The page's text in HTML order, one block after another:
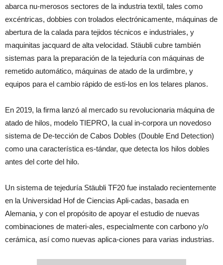
abarca nu-merosos sectores de la industria textil, tales como
excéntricas, dobbies con trolados electrónicamente, máquinas de
abertura de la calada para tejidos técnicos e industriales, y
maquinitas jacquard de alta velocidad. Stäubli cubre también
sistemas para la preparación de la tejeduría con máquinas de
remetido automático, máquinas de atado de la urdimbre, y
equipos para el cambio rápido de esti-los en los telares planos.
En 2019, la firma lanzó al mercado su revolucionaria máquina de
atado de hilos, modelo TIEPRO, la cual in-corpora un novedoso
sistema de De-tección de Cabos Dobles (Double End Detection)
como una característica es-tándar, que detecta los hilos dobles
antes del corte del hilo.
Un sistema de tejeduría Stäubli TF20 fue instalado recientemente
en la Universidad Hof de Ciencias Apli-cadas, basada en
Alemania, y con el propósito de apoyar el estudio de nuevas
combinaciones de materi-ales, especialmente con carbono y/o
cerámica, así como nuevas aplica-ciones para varias industrias.